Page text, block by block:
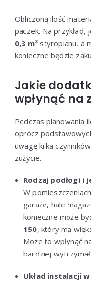
Obliczoną ilość
paczek. Na przykład,
0,3 m³ styropianu, a
konieczne będzie
Jakie
wpłynąć na
Podczas planowania
oprócz
uwagę kilka
zużycie.
Rodzaj podłogi i
W
garaże, hale
konieczne może
150, który ma
Może to wpłynąć
bardziej
Układ instalacji